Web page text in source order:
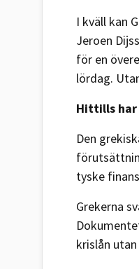
I kväll kan
Jeroen
för en
lördag.
Hittills
Den
tyske
Grekerna
krislån